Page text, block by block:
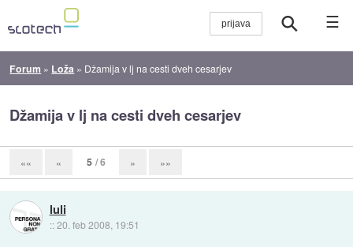
☰
Forum » Loža » Džamija v lj na cesti dveh cesarjev
Džamija v lj na cesti dveh cesarjev
«« « 5 / 6 » »»
luli
::20. feb 2008, 19:51